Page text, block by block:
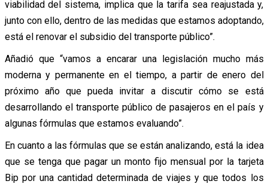
viabilidad del sistema, implica que la tarifa sea reajustada y,
junto con ello, dentro de las medidas que estamos adoptando,
está el renovar el subsidio del transporte público”.
Añadió que “vamos a encarar una legislación mucho más
moderna y permanente en el tiempo, a partir de enero del
próximo año que pueda invitar a discutir cómo se está
desarrollando el transporte público de pasajeros en el país y
algunas fórmulas que estamos evaluando”.
En cuanto a las fórmulas que se están analizando, está la idea
que se tenga que pagar un monto fijo mensual por la tarjeta
Bip por una cantidad determinada de viajes y que todos los